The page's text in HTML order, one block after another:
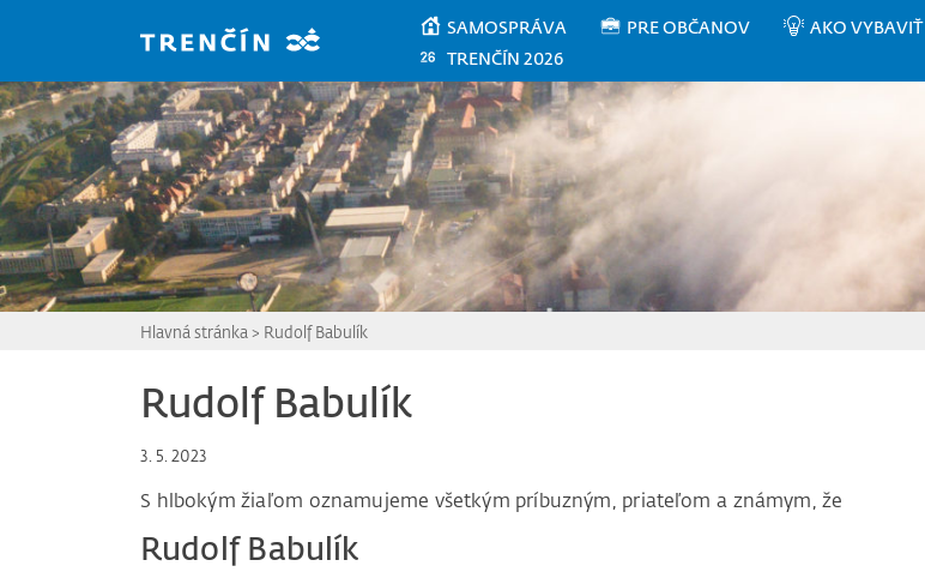
SAMOSPRÁVA PRE OBČANOV AKO VYBAVIŤ
TRENČÍN 2026
Hlavná stránka > Rudolf Babulík
Rudolf Babulík
3. 5. 2023
S hlbokým žiaľom oznamujeme všetkým príbuzným, priateľom a známym, že
Rudolf Babulík